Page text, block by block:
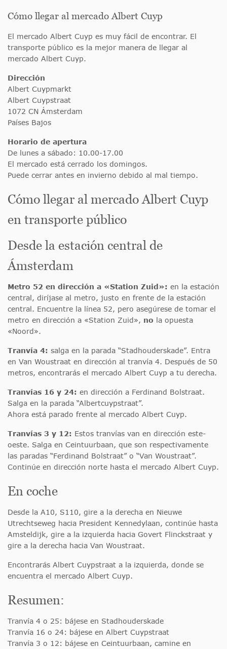
Cómo llegar al mercado Albert Cuyp
El mercado Albert Cuyp es muy fácil de encontrar. El
transporte público es la mejor manera de llegar al
mercado Albert Cuyp.
Dirección
Albert Cuypmarkt
Albert Cuypstraat
1072 CN Ámsterdam
Países Bajos
Horario de apertura
De lunes a sábado: 10.00-17.00
El mercado está cerrado los domingos.
Puede cerrar antes en invierno debido al mal tiempo.
Cómo llegar al mercado Albert Cuyp
en transporte público
Desde la estación central de
Ámsterdam
Metro 52 en dirección a «Station Zuid»: en la estación
central, diríjase al metro, justo en frente de la estación
central. Encuentre la línea 52, pero asegúrese de tomar el
metro en dirección a «Station Zuid», no la opuesta
«Noord».
Tranvía 4: salga en la parada “Stadhouderskade”. Entra
en Van Woustraat en dirección al tranvía 4. Después de 50
metros, encontrarás el mercado Albert Cuyp a tu derecha.
Tranvías 16 y 24: en dirección a Ferdinand Bolstraat.
Salga en la parada “Albertcuypstraat”.
Ahora está parado frente al mercado Albert Cuyp.
Tranvías 3 y 12: Estos tranvías van en dirección este-
oeste. Salga en Ceintuurbaan, que son respectivamente
las paradas “Ferdinand Bolstraat” o “Van Woustraat”.
Continúe en dirección norte hasta el mercado Albert Cuyp.
En coche
Desde la A10, S110, gire a la derecha en Nieuwe
Utrechtseweg hacia President Kennedylaan, continúe hasta
Amsteldijk, gire a la izquierda hacia Govert Flinckstraat y
gire a la derecha hacia Van Woustraat.
Encontrarás Albert Cuypstraat a la izquierda, donde se
encuentra el mercado Albert Cuyp.
Resumen:
Tranvía 4 o 25: bájese en Stadhouderskade
Tranvía 16 o 24: bájese en Albert Cuypstraat
Tranvía 3 o 12: bájese en Ceintuurbaan, camine en